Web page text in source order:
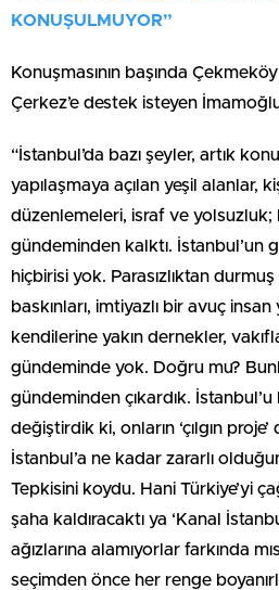
KONUŞULMUYOR”
Konuşmasının başında
Çerkez’e destek isteyen
“İstanbul’da bazı şeyler, artık
yapılaşmaya açılan yeşil alanlar,
düzenlemeleri, israf ve yolsuzluk;
gündeminden kalktı. İstanbul’un
hiçbirisi yok. Parasızlıktan
baskınları, imtiyazlı bir avuç insan
kendilerine yakın dernekler,
gündeminde yok. Doğru mu?
gündeminden çıkardık.
değiştirdik ki, onların ‘çılgın
İstanbul’a ne kadar zararlı
Tepkisini koydu. Hani Türkiye’yi
şaha kaldıracaktı ya ‘Kanal
ağızlarına alamıyorlar farkında
seçimden önce her renge